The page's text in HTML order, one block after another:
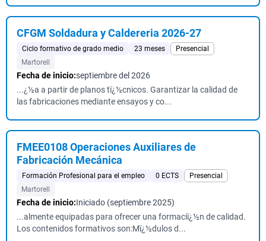
CFGM Soldadura y Caldereria 2026-27
Ciclo formativo de grado medio 23 meses
Presencial
Martorell
Fecha de inicio:septiembre del 2026
...¿½a a partir de planos tï¿½cnicos. Garantizar la calidad de
las fabricaciones mediante ensayos y co...
FMEE0108 Operaciones Auxiliares de
Fabricación Mecánica
Formación Profesional para el empleo 0 ECTS
Presencial
Martorell
Fecha de inicio:Iniciado (septiembre 2025)
...almente equipadas para ofrecer una formaciï¿½n de calidad.
Los contenidos formativos son:Mï¿½dulos d...